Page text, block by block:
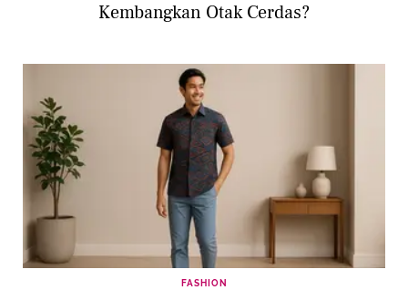
Kembangkan Otak Cerdas?
FASHION